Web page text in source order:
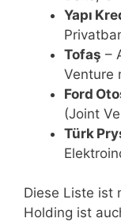
Yapı
Tofaş –
Venture
Ford
(Joint
Türk
Diese Liste ist
Holding ist